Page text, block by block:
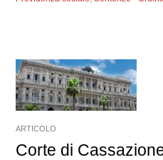
ARTICOLO
Corte di